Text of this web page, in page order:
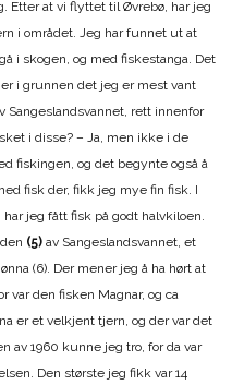
Etter at vi flyttet til Øvrebø, har jeg
i området. Jeg har funnet ut at
i skogen, og med fiskestanga. Det
i grunnen det jeg er mest vant
Sangeslandsvannet, rett innenfor
i disse? – Ja, men ikke i de
fiskingen, og det begynte også å
fisk der, fikk jeg mye fin fisk. I
jeg fått fisk på godt halvkiloen.
(5) av Sangeslandsvannet, et
(6). Der mener jeg å ha hørt at
var den fisken Magnar, og ca
er et velkjent tjern, og der var det
av 1960 kunne jeg tro, for da var
Den største jeg fikk var 14